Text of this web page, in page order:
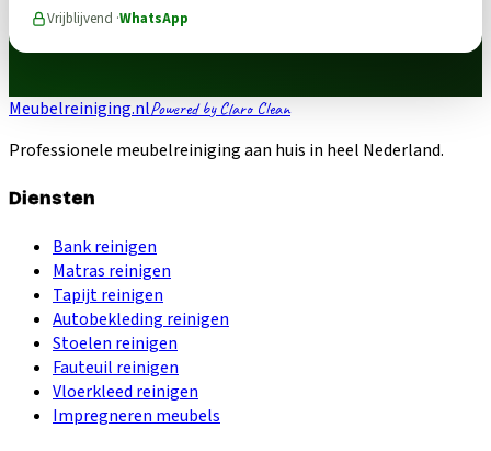
Vrijblijvend ·WhatsApp
Meubelreiniging.nlPowered by Claro Clean
Professionele meubelreiniging aan huis in heel Nederland.
Diensten
Bank reinigen
Matras reinigen
Tapijt reinigen
Autobekleding reinigen
Stoelen reinigen
Fauteuil reinigen
Vloerkleed reinigen
Impregneren meubels